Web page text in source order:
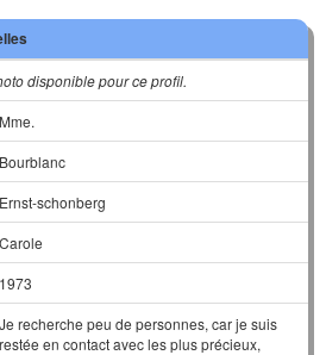
disponible pour ce profil.
Mme.
Bourblanc
Ernst-schonberg
Carole
1973
Je recherche peu de personnes, car je suis
restée en contact avec les plus précieux,